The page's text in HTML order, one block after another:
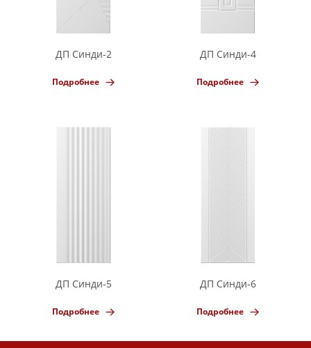
ДП Синди-2
Подробнее
ДП Синди-4
Подробнее
ДП Синди-5
Подробнее
ДП Синди-6
Подробнее